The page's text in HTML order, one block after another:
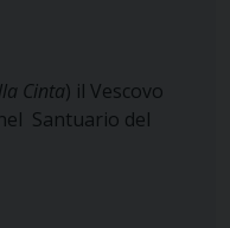
Cinta) il Vescovo
Santuario del